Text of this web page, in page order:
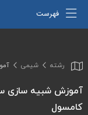
فهرست
رشته شیمی
آموزش شبیه سازی
کامسول